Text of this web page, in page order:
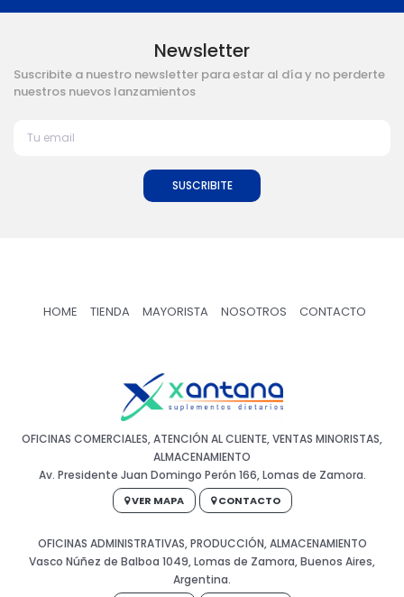
Newsletter
Suscribite a nuestro newsletter para estar al día y no perderte
nuestros nuevos lanzamientos
SUSCRIBITE
HOME TIENDA MAYORISTA NOSOTROS CONTACTO
OFICINAS COMERCIALES, ATENCIÓN AL CLIENTE, VENTAS MINORISTAS,
ALMACENAMIENTO
Av. Presidente Juan Domingo Perón 166, Lomas de Zamora.
VER MAPA CONTACTO
OFICINAS ADMINISTRATIVAS, PRODUCCIÓN, ALMACENAMIENTO
Vasco Núñez de Balboa 1049, Lomas de Zamora, Buenos Aires,
Argentina.